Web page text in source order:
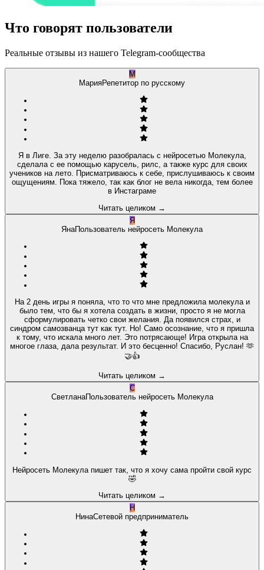
Что говорят пользователи
Реальные отзывы из нашего Telegram-сообщества
М
МарияРепетитор по русскому
Я в Лиге. За эту неделю разобралась с нейросетью Молекула,
сделала с ее помощью карусель, рилс, а также курс для своих
учеников на лето. Присматриваюсь к себе, прислушиваюсь к своим
ощущениям. Пока тяжело, так как блог не вела никогда, тем более
в Инстаграме
Читать целиком →
Я
ЯнаПользователь нейросеть Молекула
На 2 день игры я поняла, что то что мне предложила молекула и
было тем, что бы я хотела создать в жизни, просто я не могла
сформулировать четко свои желания. Да появился страх, и
синдром самозванца тут как тут. Но! Само осознание, что я пришла
к тому, что искала много лет. Это потрясающе! Игра открыла на
многое глаза, дала результат. И это бесценно! Спасибо, Руслан! 🫶
🤝👍
Читать целиком →
С
СветланаПользователь нейросеть Молекула
Нейросеть Молекула пишет так, что я хочу сама пройти свой курс
🤣
Читать целиком →
Н
НинаСетевой предприниматель